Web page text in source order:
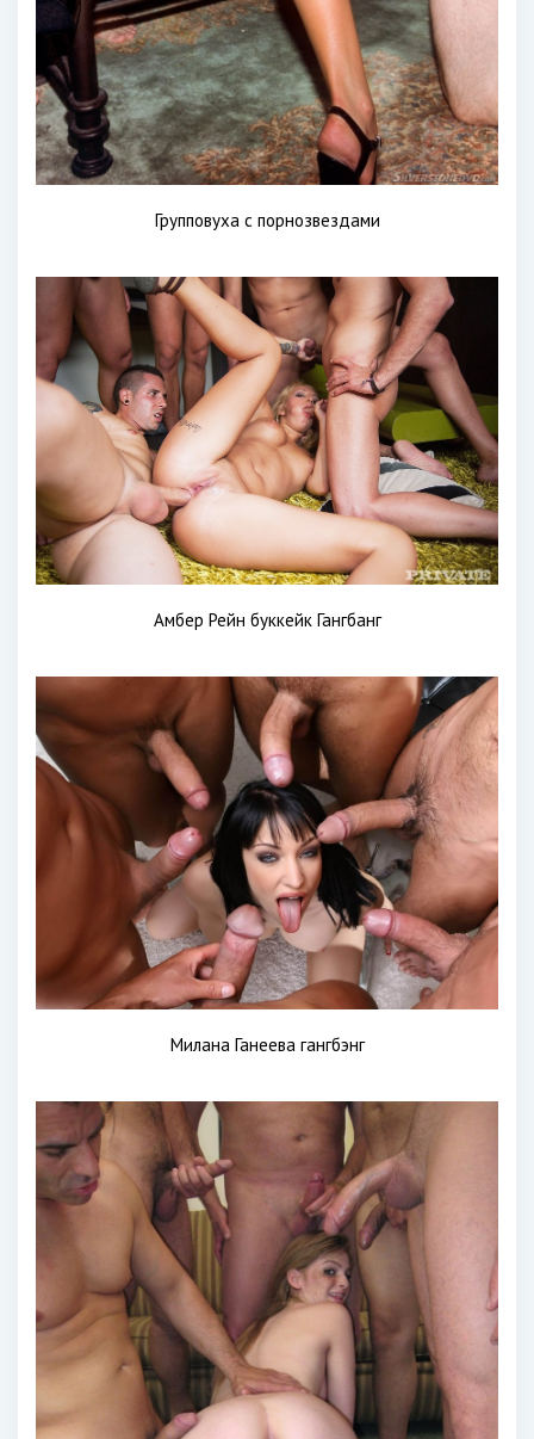
Групповуха с порнозвездами
Амбер Рейн буккейк Гангбанг
Милана Ганеева гангбэнг